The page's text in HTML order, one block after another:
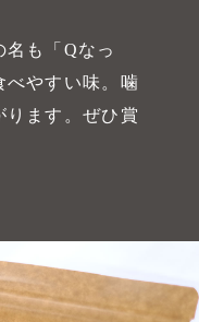
名も「Qなっ
べやすい味。噛
ります。ぜひ賞